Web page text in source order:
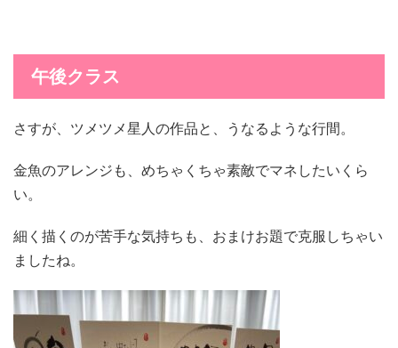
午後クラス
さすが、ツメツメ星人の作品と、うなるような行間。
金魚のアレンジも、めちゃくちゃ素敵でマネしたいくら
い。
細く描くのが苦手な気持ちも、おまけお題で克服しちゃい
ましたね。